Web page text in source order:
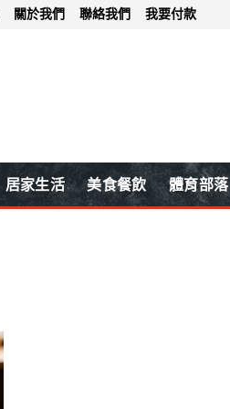
關於我們 聯絡我們 我要付款
居家生活 美食餐飲 體育部落